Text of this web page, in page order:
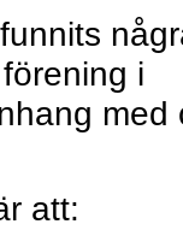
i
med
att: